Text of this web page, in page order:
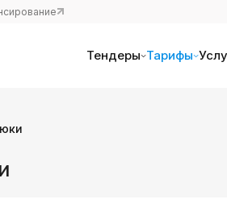
Тендеры Тарифы